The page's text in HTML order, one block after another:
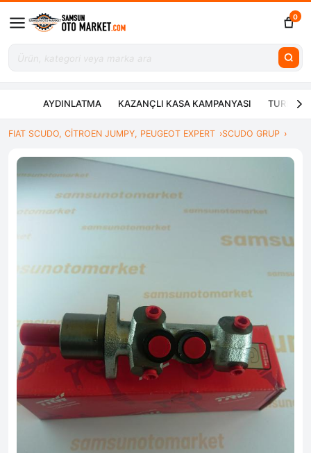
0
AYDINLATMA KAZANÇLI KASA KAMPANYASI TURBO
FIAT SCUDO, CİTROEN JUMPY, PEUGEOT EXPERT SCUDO GRUP